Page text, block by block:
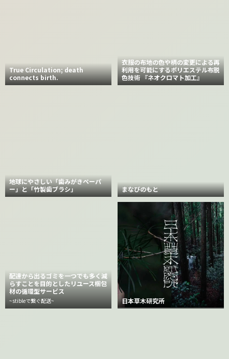
True Circulation; death
connects birth.
衣服の布地の色や柄の変更による再
利用を可能にするポリエステル布脱
色技術 『ネオクロマト加工』
地球にやさしい「歯みがきペーパ
ー」と「竹製歯ブラシ」
まなびのもと
配達から出るゴミを一つでも多く減
らすことを目的としたリユース梱包
材の循環型サービス
~stibleで繋ぐ配送~ 日本草木研究所